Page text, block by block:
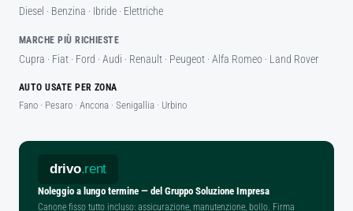
Diesel · Benzina · Ibride · Elettriche
MARCHE PIÙ RICHIESTE
Cupra · Fiat · Ford · Audi · Renault · Peugeot · Alfa Romeo · Land Rover
AUTO USATE PER ZONA
Fano · Pesaro · Ancona · Senigallia · Urbino
drivo.rent
Noleggio a lungo termine — del Gruppo Soluzione Impresa
Canone fisso tutto incluso: assicurazione, manutenzione, bollo. Firma